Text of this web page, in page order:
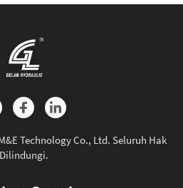
Technology Co., Ltd. Seluruh Hak
Dilindungi.